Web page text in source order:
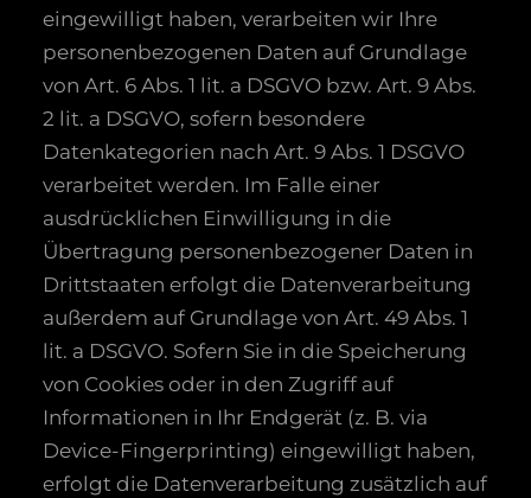
eingewilligt haben, verarbeiten wir Ihre
personenbezogenen Daten auf Grundlage
von Art. 6 Abs. 1 lit. a DSGVO bzw. Art. 9 Abs.
2 lit. a DSGVO, sofern besondere
Datenkategorien nach Art. 9 Abs. 1 DSGVO
verarbeitet werden. Im Falle einer
ausdrücklichen Einwilligung in die
Übertragung personenbezogener Daten in
Drittstaaten erfolgt die Datenverarbeitung
außerdem auf Grundlage von Art. 49 Abs. 1
lit. a DSGVO. Sofern Sie in die Speicherung
von Cookies oder in den Zugriff auf
Informationen in Ihr Endgerät (z. B. via
Device-Fingerprinting) eingewilligt haben,
erfolgt die Datenverarbeitung zusätzlich auf